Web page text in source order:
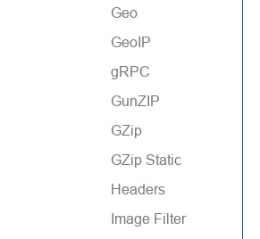
Geo
GeoIP
gRPC
GunZIP
GZip
GZip Static
Headers
Image Filter